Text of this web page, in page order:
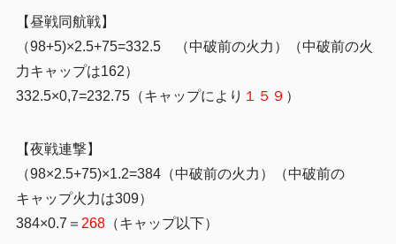
【昼戦同航戦】
（98+5)×2.5+75=332.5 （中破前の火力）（中破前の火
力キャップは162）
332.5×0,7=232.75（キャップにより １５９ ）
【夜戦連撃】
（98×2.5+75)×1.2=384（中破前の火力）（中破前の
キャップ火力は309）
384×0.7＝ 268（キャップ以下）